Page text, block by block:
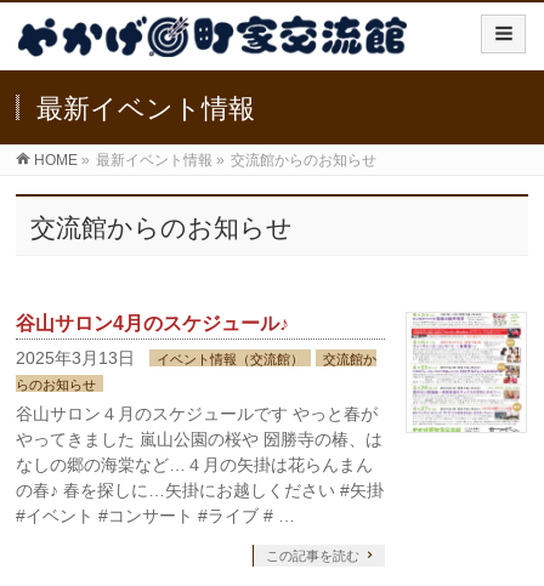
最新イベント情報
HOME » 最新イベント情報 » 交流館からのお知らせ
交流館からのお知らせ
谷山サロン4月のスケジュール♪
2025年3月13日 イベント情報（交流館）
交流館か
らのお知らせ
谷山サロン４月のスケジュールです やっと春が
やってきました 嵐山公園の桜や 圀勝寺の椿、は
なしの郷の海棠など…４月の矢掛は花らんまん
の春♪ 春を探しに…矢掛にお越しください #矢掛
#イベント #コンサート #ライブ # …
この記事を読む